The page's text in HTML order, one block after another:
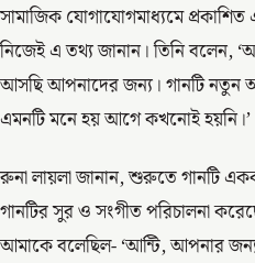
সামাজিক যোগাযোগমাধ্যমে প্রকাশিত
নিজেই এ তথ্য জানান। তিনি বলেন,
আসছি আপনাদের জন্য। গানটি নতুন
এমনটি মনে হয় আগে কখনোই হয়নি।’
রুনা লায়লা জানান, শুরুতে গানটি
গানটির সুর ও সংগীত পরিচালনা
আমাকে বলেছিল- ‘আন্টি, আপনার